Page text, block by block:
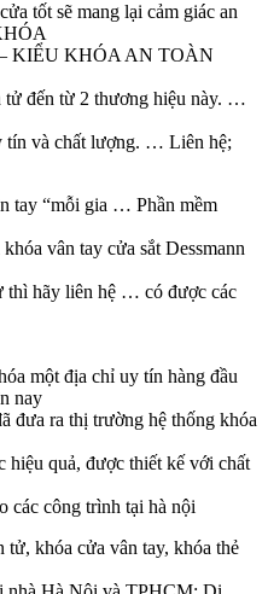
tốt sẽ mang lại cảm giác an
KIỂU KHÓA AN TOÀN
tử đến từ 2 thương hiệu này. …
tín và chất lượng. … Liên hệ;
tay “mỗi gia … Phần mềm
vân tay cửa sắt Dessmann
thì hãy liên hệ … có được các
một địa chỉ uy tín hàng đầu
nay
đưa ra thị trường hệ thống khóa
quả, được thiết kế với chất
các công trình tại hà nội
khóa cửa vân tay, khóa thẻ